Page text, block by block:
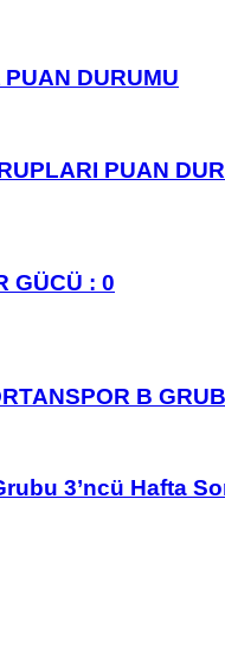
DURUMU
PUAN
GÜCÜ : 0
B
3’ncü Hafta